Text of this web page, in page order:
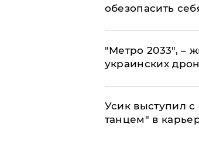
обезопасить
"Метро 2033", –
украинских
Усик выступил
танцем" в